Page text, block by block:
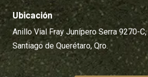
Ubicación
Anillo Vial Fray Junípero Serra 9270-
Santiago de Querétaro, Qro.